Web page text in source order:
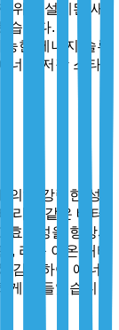
위해 설계된 새
습니다.
한 에너지 솔루
너지 저장 스타
의해 강력한 성
리와 같은 배터
효율성을 향상시
, 리튬 이온 배터
감소하여 에너
게 만들었습니